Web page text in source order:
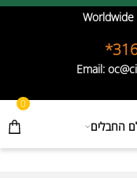
Email:
0
החבלים